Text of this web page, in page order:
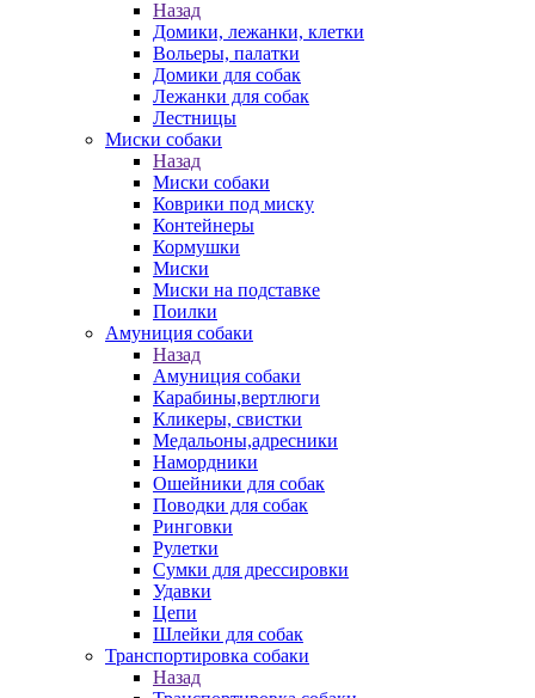
Назад
Домики, лежанки, клетки
Вольеры, палатки
Домики для собак
Лежанки для собак
Лестницы
Миски собаки
Назад
Миски собаки
Коврики под миску
Контейнеры
Кормушки
Миски
Миски на подставке
Поилки
Амуниция собаки
Назад
Амуниция собаки
Карабины,вертлюги
Кликеры, свистки
Медальоны,адресники
Намордники
Ошейники для собак
Поводки для собак
Ринговки
Рулетки
Сумки для дрессировки
Удавки
Цепи
Шлейки для собак
Транспортировка собаки
Назад